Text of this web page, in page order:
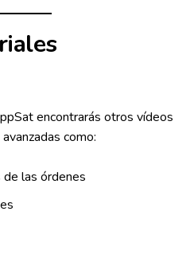
encontrarás otros vídeos
como:
las órdenes